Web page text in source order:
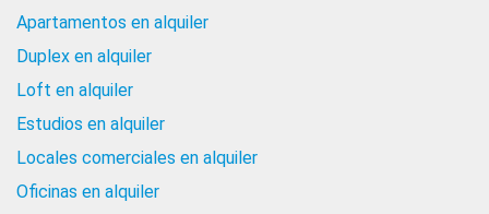
Apartamentos en alquiler
Duplex en alquiler
Loft en alquiler
Estudios en alquiler
Locales comerciales en alquiler
Oficinas en alquiler